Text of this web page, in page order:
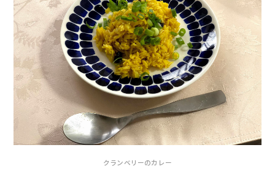
クランベリーのカレー